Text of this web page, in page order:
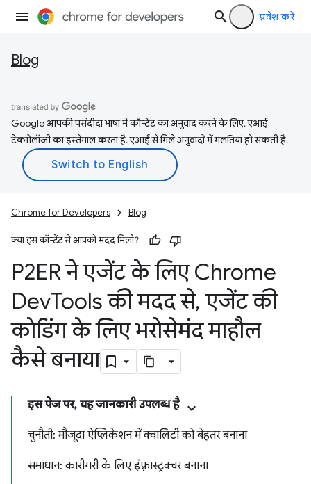
प्रवेश करें
Blog
Google आपकी पसंदीदा भाषा में कॉन्टेंट का अनुवाद करने के लिए, एआई
टेक्नोलॉजी का इस्तेमाल करता है. एआई से मिले अनुवादों में गलतियां हो सकती हैं.
Chrome for Developers Blog
क्या इस कॉन्टेंट से आपको मदद मिली?
P2ER ने एजेंट के लिए Chrome
DevTools की मदद से, एजेंट की
कोडिंग के लिए भरोसेमंद माहौल
कैसे बनाया
इस पेज पर, यह जानकारी उपलब्ध है
चुनौती: मौजूदा ऐप्लिकेशन में क्वालिटी को बेहतर बनाना
समाधान: कारीगरी के लिए इंफ़्रास्ट्रक्चर बनाना